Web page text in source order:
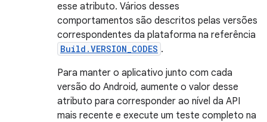
esse atributo. Vários desses
comportamentos são descritos pelas versões
correspondentes da plataforma na referência
Build.VERSION_CODES .
Para manter o aplicativo junto com cada
versão do Android, aumente o valor desse
atributo para corresponder ao nível da API
mais recente e execute um teste completo na